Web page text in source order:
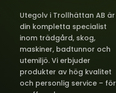
Utegolv i Trollhättan AB är
din kompletta specialist
inom trädgård, skog,
maskiner, badtunnor och
utemiljö. Vi erbjuder
produkter av hög kvalitet
och personlig service – för